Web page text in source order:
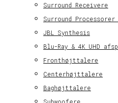
Surround Receivere
Surround
JBL Synthesis
Blu-Ray & 4K UHD
Fronthøjttalere
Centerhøjttalere
Baghøjttalere